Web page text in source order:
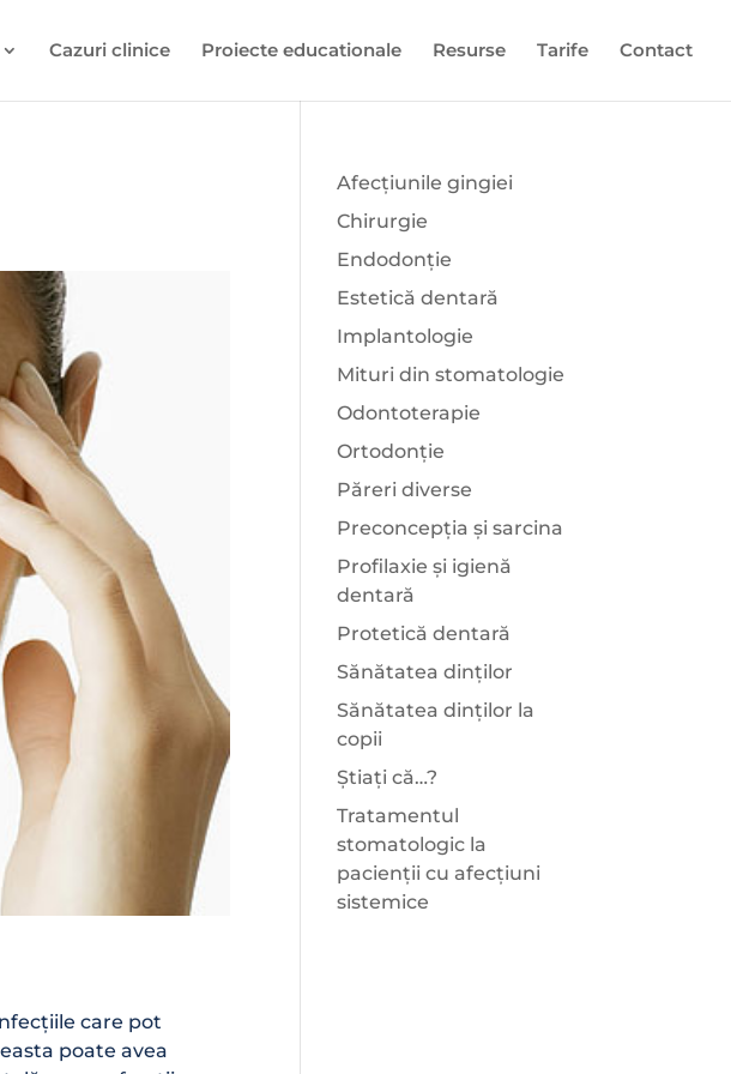
Cazuri clinice Proiecte educationale Resurse Tarife Contact
care pot
poate avea
Afecțiunile gingiei
Chirurgie
Endodonție
Estetică dentară
Implantologie
Mituri din stomatologie
Odontoterapie
Ortodonție
Păreri diverse
Preconcepția și sarcina
Profilaxie și igienă
dentară
Protetică dentară
Sănătatea dinților
Sănătatea dinților la
copii
Știați că…?
Tratamentul
stomatologic la
pacienții cu afecțiuni
sistemice